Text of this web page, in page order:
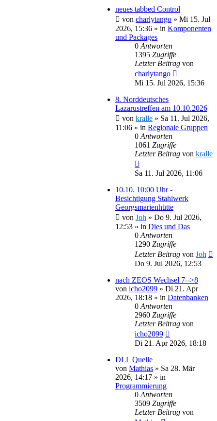
neues tabbed Control
von charlytango » Mi 15. Jul
2026, 15:36 » in Komponenten
und Packages
0 Antworten
1395 Zugriffe
Letzter Beitrag von
charlytango
Mi 15. Jul 2026, 15:36
8. Norddeutsches
Lazarustreffen am 10.10.2026
von kralle » Sa 11. Jul 2026,
11:06 » in Regionale Gruppen
0 Antworten
1061 Zugriffe
Letzter Beitrag von kralle
Sa 11. Jul 2026, 11:06
10.10. 10:00 Uhr -
Besichtigung Stahlwerk
Georgsmarienhütte
von Joh » Do 9. Jul 2026,
12:53 » in Dies und Das
0 Antworten
1290 Zugriffe
Letzter Beitrag von Joh
Do 9. Jul 2026, 12:53
nach ZEOS Wechsel 7-->8
von icho2099 » Di 21. Apr
2026, 18:18 » in Datenbanken
0 Antworten
2960 Zugriffe
Letzter Beitrag von
icho2099
Di 21. Apr 2026, 18:18
DLL Quelle
von Mathias » Sa 28. Mär
2026, 14:17 » in
Programmierung
0 Antworten
3509 Zugriffe
Letzter Beitrag von